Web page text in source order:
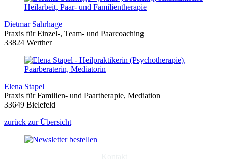
Dietmar Sahrhage
Praxis für Einzel-, Team- und Paarcoaching
33824 Werther
Elena Stapel
Praxis für Familien- und Paartherapie, Mediation
33649 Bielefeld
zurück zur Übersicht